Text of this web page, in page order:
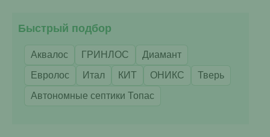
Быстрый подбор
Аквалос ГРИНЛОС
Диамант
Евролос
Итал КИТ ОНИКС
Тверь
Автономные септики Топас